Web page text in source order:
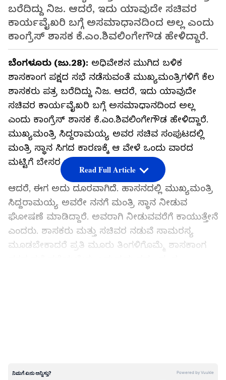
ಬರೆದಿದ್ದು ನಿಜ. ಆದರೆ, ಇದು ಯಾವುದೇ ಸಚಿವರ
ಕಾರ್ಯವೈಖರಿ ಬಗ್ಗೆ ಅಸಮಾಧಾನದಿಂದ ಅಲ್ಲ ಎಂದು
ಕಾಂಗ್ರೆಸ್‌ ಶಾಸಕ ಕೆ.ಎಂ.ಶಿವಲಿಂಗೇಗೌಡ ಹೇಳಿದ್ದಾರೆ.
ಬೆಂಗಳೂರು (ಜು.28): ಅಧಿವೇಶನ ಮುಗಿದ ಬಳಿಕ
ಶಾಸಕಾಂಗ ಪಕ್ಷದ ಸಭೆ ನಡೆಸುವಂತೆ ಮುಖ್ಯಮಂತ್ರಿಗಳಿಗೆ ಕೆಲ
ಶಾಸಕರು ಪತ್ರ ಬರೆದಿದ್ದು ನಿಜ. ಆದರೆ, ಇದು ಯಾವುದೇ
ಸಚಿವರ ಕಾರ್ಯವೈಖರಿ ಬಗ್ಗೆ ಅಸಮಾಧಾನದಿಂದ ಅಲ್ಲ
ಎಂದು ಕಾಂಗ್ರೆಸ್‌ ಶಾಸಕ ಕೆ.ಎಂ.ಶಿವಲಿಂಗೇಗೌಡ ಹೇಳಿದ್ದಾರೆ.
ಮುಖ್ಯಮಂತ್ರಿ ಸಿದ್ದರಾಮಯ್ಯ ಅವರ ಸಚಿವ ಸಂಪುಟದಲ್ಲಿ
ಮಂತ್ರಿ ಸ್ಥಾನ ಸಿಗದ ಕಾರಣಕ್ಕೆ ಆ ವೇಳೆ ಒಂದು ವಾರದ
ಮಟ್ಟಿಗೆ ಬೇಸರ ಇದ್ದದ್ದು ನಿಜ.
ಆದರೆ, ಈಗ ಅದು ದೂರವಾಗಿದೆ. ಹಾಸನದಲ್ಲಿ ಮುಖ್ಯಮಂತ್ರಿ
ಸಿದ್ದರಾಮಯ್ಯ ಅವರೇ ನನಗೆ ಮಂತ್ರಿ ಸ್ಥಾನ ನೀಡುವ
ಘೋಷಣೆ ಮಾಡಿದ್ದಾರೆ. ಅವರಾಗಿ ನೀಡುವವರೆಗೆ ಕಾಯುತ್ತೇನೆ
ಎಂದರು. ಶಾಸಕರು ಮತ್ತು ಸಚಿವರ ನಡುವೆ ಸಾಮರಸ್ಯ
ಮೂಡಬೇಕಾದರೆ ಪ್ರತಿ ಮೂರು ತಿಂಗಳಿಗೊಮ್ಮೆ ಶಾಸಕಾಂಗ
Read Full Article